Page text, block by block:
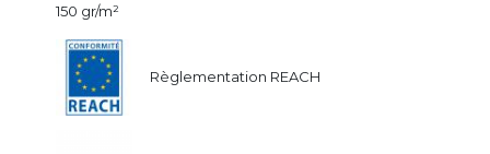
150 gr/m²
Règlementation REACH